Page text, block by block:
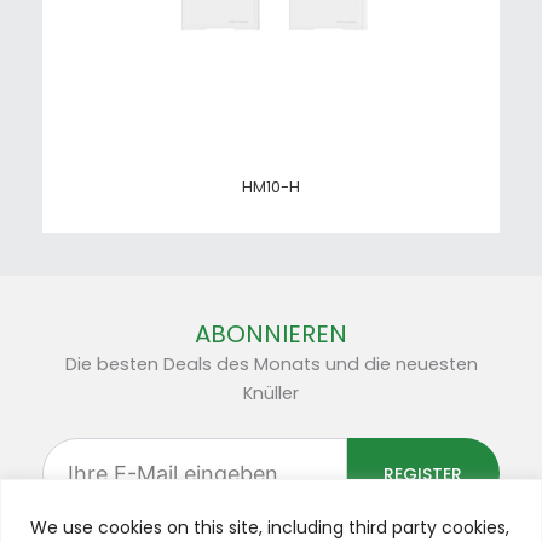
We use cookies on this site, including third party cookies,
HM10-H
ABONNIEREN
Die besten Deals des Monats und die neuesten
Knüller
Ihre
E-
eingeben
REGISTER